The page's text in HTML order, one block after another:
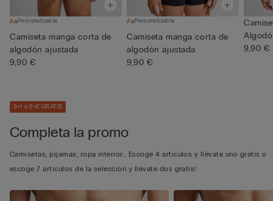
Personalizable
Camiseta manga corta de
algodón ajustada
9,90 €
Personalizable
Camiseta manga corta de
algodón ajustada
9,90 €
9,90 €
3+1 o 5+2 GRATIS
Completa la promo
Camisetas, pijamas, ropa interior… Escoge 4 artículos y llévate uno gratis o
escoge 7 artículos de la selección y llévate dos gratis!